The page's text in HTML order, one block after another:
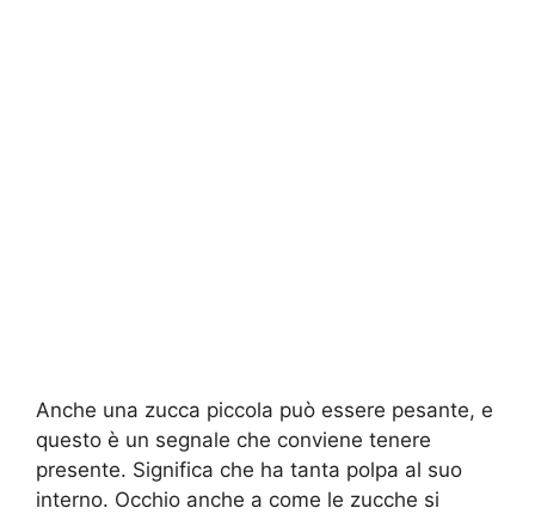
Anche una zucca piccola può essere pesante, e
questo è un segnale che conviene tenere
presente. Significa che ha tanta polpa al suo
interno. Occhio anche a come le zucche si